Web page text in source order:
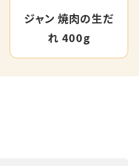
ジャン 焼肉の生だ
れ 400g